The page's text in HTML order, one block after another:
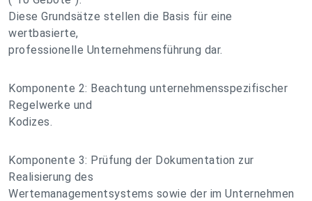
Diese Grundsätze stellen die Basis für eine
wertbasierte,
professionelle Unternehmensführung dar.
Komponente 2: Beachtung unternehmensspezifischer
Regelwerke und
Kodizes.
Komponente 3: Prüfung der Dokumentation zur
Realisierung des
Wertemanagementsystems sowie der im Unternehmen